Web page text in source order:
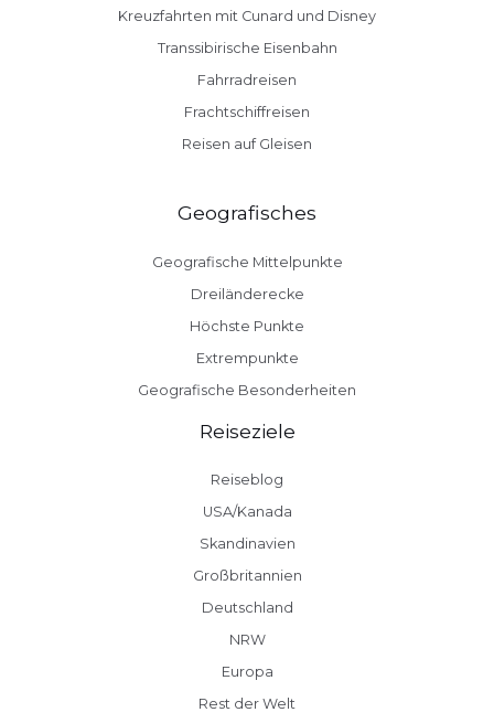
Kreuzfahrten mit Cunard und Disney
Transsibirische Eisenbahn
Fahrradreisen
Frachtschiffreisen
Reisen auf Gleisen
Geografisches
Geografische Mittelpunkte
Dreiländerecke
Höchste Punkte
Extrempunkte
Geografische Besonderheiten
Reiseziele
Reiseblog
USA/Kanada
Skandinavien
Großbritannien
Deutschland
NRW
Europa
Rest der Welt